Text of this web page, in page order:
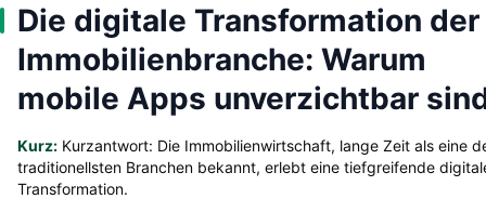
Die digitale Transformation der
Immobilienbranche: Warum
mobile Apps unverzichtbar
Kurz: Kurzantwort: Die Immobilienwirtschaft, lange Zeit als eine
traditionellsten Branchen bekannt, erlebt eine tiefgreifende
Transformation.